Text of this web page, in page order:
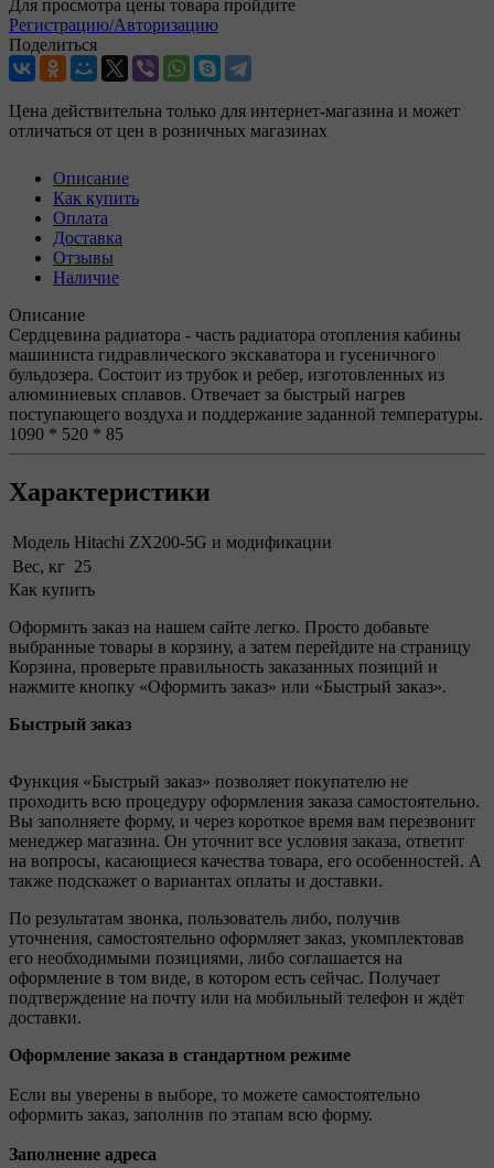
Для просмотра цены товара пройдите
Регистрацию/Авторизацию
Поделиться
Цена действительна только для интернет-магазина и может
отличаться от цен в розничных магазинах
Описание
Как купить
Оплата
Доставка
Отзывы
Наличие
Описание
Сердцевина радиатора - часть радиатора отопления кабины
машиниста гидравлического экскаватора и гусеничного
бульдозера. Состоит из трубок и ребер, изготовленных из
алюминиевых сплавов. Отвечает за быстрый нагрев
поступающего воздуха и поддержание заданной температуры.
1090 * 520 * 85
Характеристики
Модель Hitachi ZX200-5G и модификации
Вес, кг 25
Как купить
Оформить заказ на нашем сайте легко. Просто добавьте
выбранные товары в корзину, а затем перейдите на страницу
Корзина, проверьте правильность заказанных позиций и
нажмите кнопку «Оформить заказ» или «Быстрый заказ».
Быстрый заказ
Функция «Быстрый заказ» позволяет покупателю не
проходить всю процедуру оформления заказа самостоятельно.
Вы заполняете форму, и через короткое время вам перезвонит
менеджер магазина. Он уточнит все условия заказа, ответит
на вопросы, касающиеся качества товара, его особенностей. А
также подскажет о вариантах оплаты и доставки.
По результатам звонка, пользователь либо, получив
уточнения, самостоятельно оформляет заказ, укомплектовав
его необходимыми позициями, либо соглашается на
оформление в том виде, в котором есть сейчас. Получает
подтверждение на почту или на мобильный телефон и ждёт
доставки.
Оформление заказа в стандартном режиме
Если вы уверены в выборе, то можете самостоятельно
оформить заказ, заполнив по этапам всю форму.
Заполнение адреса